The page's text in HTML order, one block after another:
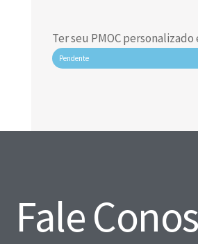
Ter seu PMOC personalizado
Pendente
Fale